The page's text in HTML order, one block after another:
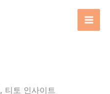
티토 인사이트